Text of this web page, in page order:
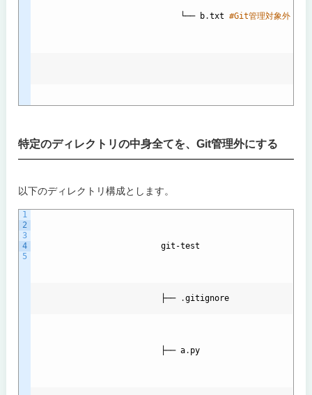
└── b.txt #Git管理対象外
特定のディレクトリの中身全てを、Git管理外にする
以下のディレクトリ構成とします。
1
2
3
4
5
git -test
                          ├──
.gitignore
                          ├──
a. py